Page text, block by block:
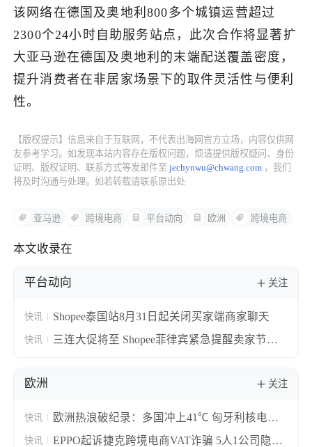
出海交流群
了解出海网
该网络在德国及奥地利800多个城镇运营超过
2300个24小时自助服务站点，此次合作将显著扩
大亚马逊在德国及奥地利的末端配送覆盖密度，
提升消费者在非居家场景下的取件灵活性与便利
性。
【版权提示】信息来自于互联网，不代表出海网官方立场，内容仅供网
友参考学习。如发现本站内容存在版权问题，烦请提供版权疑问、身份
证明、版权证明、联系方式等发邮件至jechynwu@chwang.com ，我们
将及时沟通与处理。如若转载请联系原出处
亚马逊 跨境电商 平台动向 欧洲 跨境电商
本文收录在
平台动向 关注
快讯 Shopee泰国站8月31日起关闭买家端商家聊天
快讯
三连大促将至 Shopee菲律宾紧急提醒卖家节前
欧洲 关注
快讯
欧洲热浪破纪录：多国冲上41℃ 匈牙利核电站
停摆莱茵河航运中断
快讯
EPPO起诉捷克跨境电商VAT诈骗 5人1公司隐匿